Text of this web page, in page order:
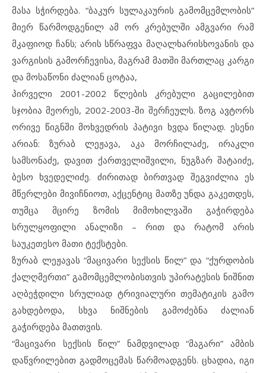
მასა სჭირდება. “ბაკურ სულაკაურის გამომცემლობის”
მიერ წარმოდგენილ ამ ორ კრებულში ამგვარი რამ
მკაფიოდ ჩანს; არის სწრაფვა მაღალხარისხოვანის და
ვარგისის გამორჩევისა, მაგრამ მათში მართლაც კარგი
და მოსაწონი ძალიან ცოტაა,
პირველი 2001-2002 წლების კრებული გაცილებით
სჯობია მეორეს, 2002-2003-ში შერჩეულს. ზოგ ავტორს
ორივე წიგნში მოხვედრის პატივი ხვდა წილად. ესენი
არიან: ზურაბ ლეჟავა, აკა მორჩილაძე, ირაკლი
სამსონაძე, დავით ქართველიშვილი, ნუგზარ შატაიძე,
ბესო ხვედელიძე. ძირითად ბირთვად შეგვიძლია ეს
მწერლები მივიჩნიოთ, აქცენტიც მათზე უნდა გაკეთდეს,
თუმცა მცირე ზომის მიმოხილვაში გაჭირდება
სრულყოფილი ანალიზი – რით და რატომ არის
საუკეთესო მათი ტექსტები.
ზურაბ ლეჟავას “მაცივარი სექსის წილ” და “ქურდობის
ქალღმერთი” გამომცემლობისთვის უპირატესის ნიშნით
აღბეჭდილი სრულიად ტრივიალური თემატიკის გამო
გახდებოდა, სხვა ნიშნების გამოძებნა ძალიან
გაჭირდება მათთვის.
“მაცივარი სექსის წილ” ნამდვილად “მაგარი” ამბის
დაწვრილებით გადმოცემას წარმოადგენს. ცხადია, იგი